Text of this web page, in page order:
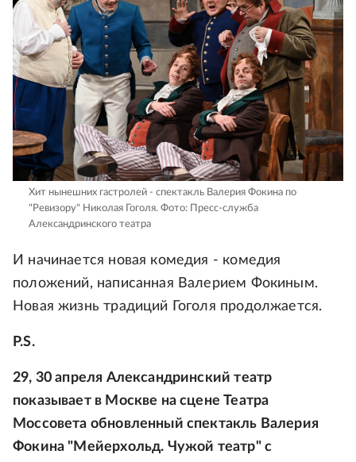
Хит нынешних гастролей - спектакль Валерия Фокина по
"Ревизору" Николая Гоголя. Фото: Пресс-служба
Александринского театра
И начинается новая комедия - комедия
положений, написанная Валерием Фокиным.
Новая жизнь традиций Гоголя продолжается.
P.S.
29, 30 апреля Александринский театр
показывает в Москве на сцене Театра
Моссовета обновленный спектакль Валерия
Фокина "Мейерхольд. Чужой театр" с